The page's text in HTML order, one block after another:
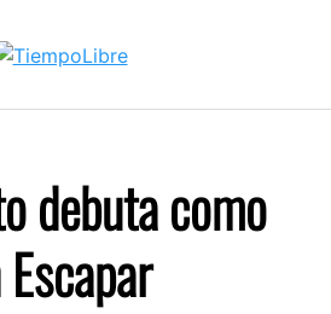
debuta como